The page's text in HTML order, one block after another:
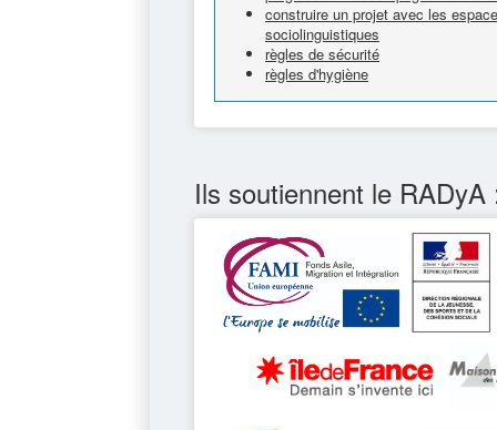
construire un projet avec les
sociolinguistiques
règles de sécurité
règles d'hygiène
Ils soutiennent le RADyA